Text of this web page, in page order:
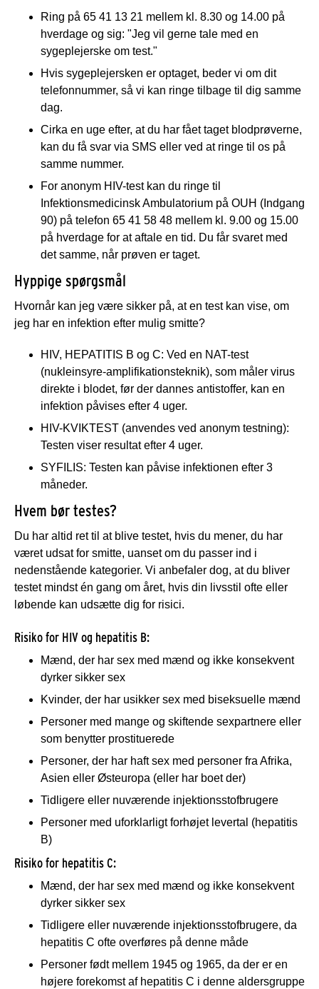
Ring på 65 41 13 21 mellem kl. 8.30 og 14.00 på
hverdage og sig: "Jeg vil gerne tale med en
sygeplejerske om test."
Hvis sygeplejersken er optaget, beder vi om dit
telefonnummer, så vi kan ringe tilbage til dig samme
dag.
Cirka en uge efter, at du har fået taget blodprøverne,
kan du få svar via SMS eller ved at ringe til os på
samme nummer.
For anonym HIV-testkan du ringe til
Infektionsmedicinsk Ambulatorium på OUH (Indgang
90) på telefon 65 41 58 48 mellem kl. 9.00 og 15.00
på hverdage for at aftale en tid. Du får svaret med
det samme, når prøven er taget.
Hyppige spørgsmål
Hvornår kan jeg være sikker på, at en test kan vise, om
jeg har en infektion efter mulig smitte?
HIV, HEPATITIS B og C: Ved en NAT-test
(nukleinsyre-amplifikationsteknik), som måler virus
direkte i blodet, før der dannes antistoffer, kan en
infektion påvises efter 4 uger.
HIV-KVIKTEST (anvendes ved anonym testning):
Testen viser resultat efter 4 uger.
SYFILIS: Testen kan påvise infektionen efter 3
måneder.
Hvem bør testes?
Du har altid ret til at blive testet, hvis du mener, du har
været udsat for smitte, uanset om du passer ind i
nedenstående kategorier. Vi anbefaler dog, at du bliver
testet mindst én gang om året, hvis din livsstil ofte eller
løbende kan udsætte dig for risici.
Risiko for HIV og hepatitis B:
Mænd, der har sex med mænd og ikke konsekvent
dyrker sikker sex
Kvinder, der har usikker sex med biseksuelle mænd
Personer med mange og skiftende sexpartnere eller
som benytter prostituerede
Personer, der har haft sex med personer fra Afrika,
Asien eller Østeuropa (eller har boet der)
Tidligere eller nuværende injektionsstofbrugere
Personer med uforklarligt forhøjet levertal (hepatitis
B)
Risiko for hepatitis C:
Mænd, der har sex med mænd og ikke konsekvent
dyrker sikker sex
Tidligere eller nuværende injektionsstofbrugere, da
hepatitis C ofte overføres på denne måde
Personer født mellem 1945 og 1965, da der er en
højere forekomst af hepatitis C i denne aldersgruppe